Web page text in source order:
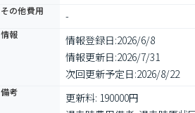
その他費用 -
情報 情報登録日:2026/6/8
情報更新日:2026/7/31
次回更新予定日:2026/8/22
備考
更新料: 190000円